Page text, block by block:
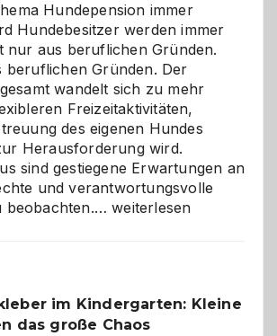
Hundepension immer
Hundebesitzer werden immer
nur aus beruflichen Gründen.
beruflichen Gründen. Der
wandelt sich zu mehr
Freizeitaktivitäten,
des eigenen Hundes
Herausforderung wird.
sind gestiegene Erwartungen an
und verantwortungsvolle
beobachten.…Betreuung
ist
eine
weiterlesen
im Kindergarten: Kleine
das große Chaos